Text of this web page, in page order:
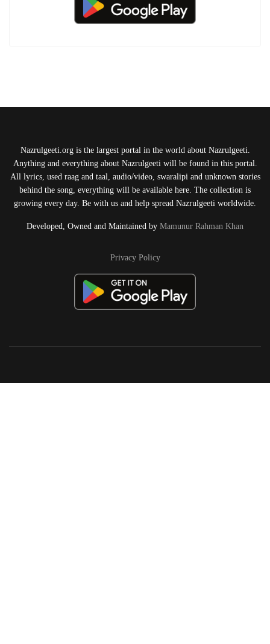
Nazrulgeeti.org is the largest portal in the world about Nazrulgeeti.
Anything and everything about Nazrulgeeti will be found in this portal.
All lyrics, used raag and taal, audio/video, swaralipi and unknown stories
behind the song, everything will be available here. The collection is
growing every day. Be with us and help spread Nazrulgeeti worldwide.
Developed, Owned and Maintained by Mamunur Rahman Khan
Privacy Policy